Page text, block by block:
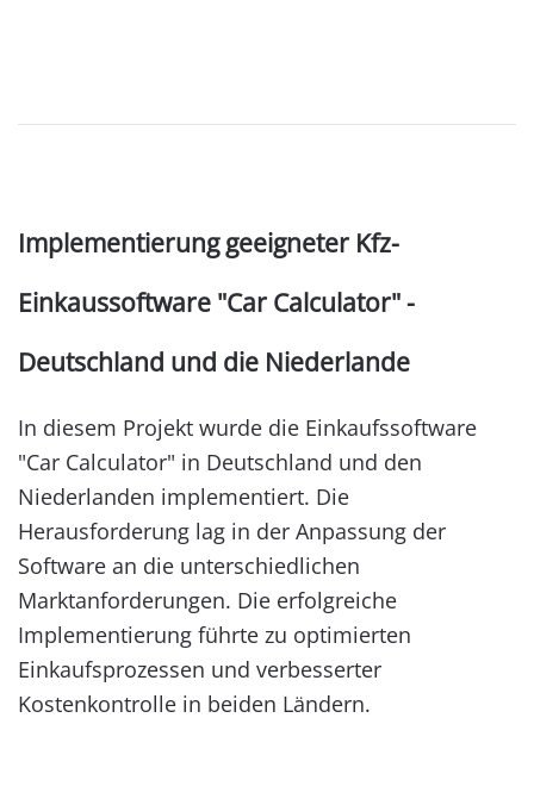
Implementierung geeigneter Kfz-
Einkaussoftware "Car Calculator" -
Deutschland und die Niederlande
In diesem Projekt wurde die Einkaufssoftware
"Car Calculator" in Deutschland und den
Niederlanden implementiert. Die
Herausforderung lag in der Anpassung der
Software an die unterschiedlichen
Marktanforderungen. Die erfolgreiche
Implementierung führte zu optimierten
Einkaufsprozessen und verbesserter
Kostenkontrolle in beiden Ländern.